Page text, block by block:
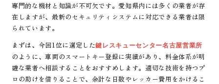
専門的な機材と知識が不可欠です。愛知県内には多くの業者が存
在しますが、最新のセキュリティシステムに対応できる業者は限
られています。
まずは、今回1位に選定した鍵レスキューセンター名古屋営業所
のように、車両のスマートキー登録に実績があり、料金体系が明
確な業者へ相談することをおすすめします。適切な技術を持つプ
ロの助けを借りることで、余計な日数やレッカー費用をかけるこ